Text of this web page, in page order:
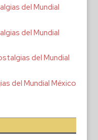
del Mundial
del Mundial
del Mundial
del Mundial México